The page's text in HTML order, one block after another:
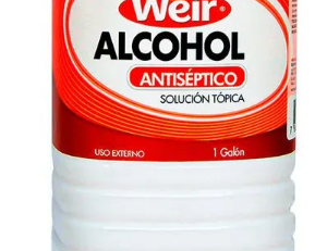
nivea